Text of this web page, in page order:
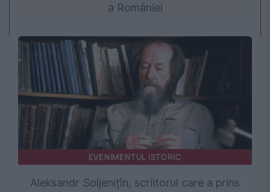
a României
EVENIMENTUL ISTORIC
Aleksandr Soljenițîn, scriitorul care a prins